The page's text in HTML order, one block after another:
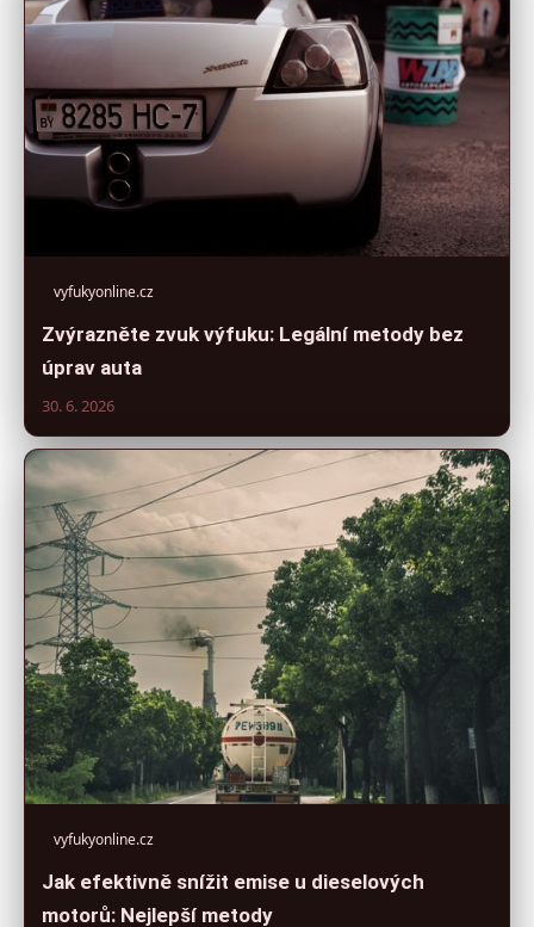
vyfukyonline.cz
Zvýrazněte zvuk výfuku: Legální metody bez
úprav auta
30. 6. 2026
vyfukyonline.cz
Jak efektivně snížit emise u dieselových
motorů: Nejlepší metody